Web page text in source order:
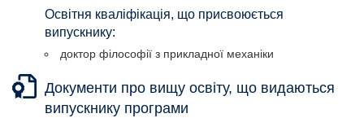
Освітня кваліфікація, що присвоюється
випускнику:
доктор філософії з прикладної механіки
Документи про вищу освіту, що видаються
випускнику програми